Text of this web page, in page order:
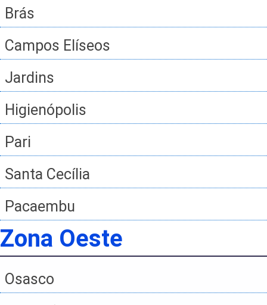
Brás
Campos Elíseos
Jardins
Higienópolis
Pari
Santa Cecília
Pacaembu
Zona Oeste
Osasco